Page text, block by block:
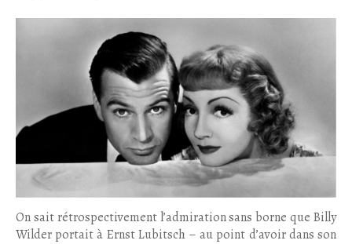
On sait rétrospectivement l’admiration sans borne que Billy
Wilder portait à Ernst Lubitsch – au point d’avoir dans son